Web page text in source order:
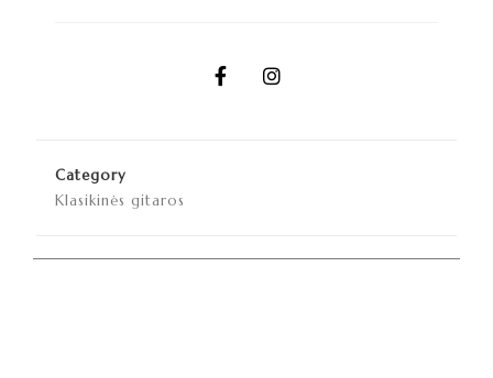
Category
Klasikinės gitaros